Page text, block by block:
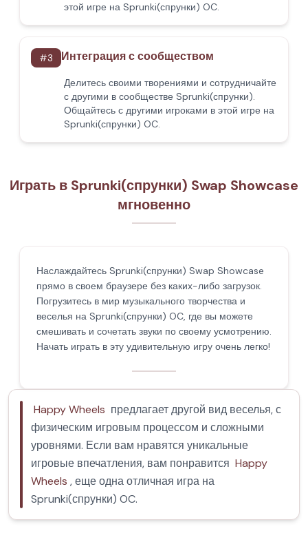
этой игре на Sprunki(спрунки) OC.
#3 Интеграция с сообществом
Делитесь своими творениями и сотрудничайте
с другими в сообществе Sprunki(спрунки).
Общайтесь с другими игроками в этой игре на
Sprunki(спрунки) OC.
Играть в Sprunki(спрунки) Swap Showcase
мгновенно
Наслаждайтесь Sprunki(спрунки) Swap Showcase
прямо в своем браузере без каких-либо загрузок.
Погрузитесь в мир музыкального творчества и
веселья на Sprunki(спрунки) OC, где вы можете
смешивать и сочетать звуки по своему усмотрению.
Начать играть в эту удивительную игру очень легко!
Happy Wheels предлагает другой вид веселья, с
физическим игровым процессом и сложными
уровнями. Если вам нравятся уникальные
игровые впечатления, вам понравится Happy
Wheels , еще одна отличная игра на
Sprunki(спрунки) OC.